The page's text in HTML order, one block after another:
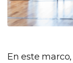
En este